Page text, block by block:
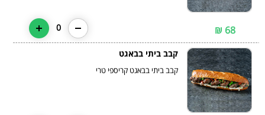
68 ₪
0
קבב ביתי בבאגט
קבב ביתי בבאגט קריספי טרי